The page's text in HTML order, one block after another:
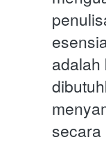
adalah
secara